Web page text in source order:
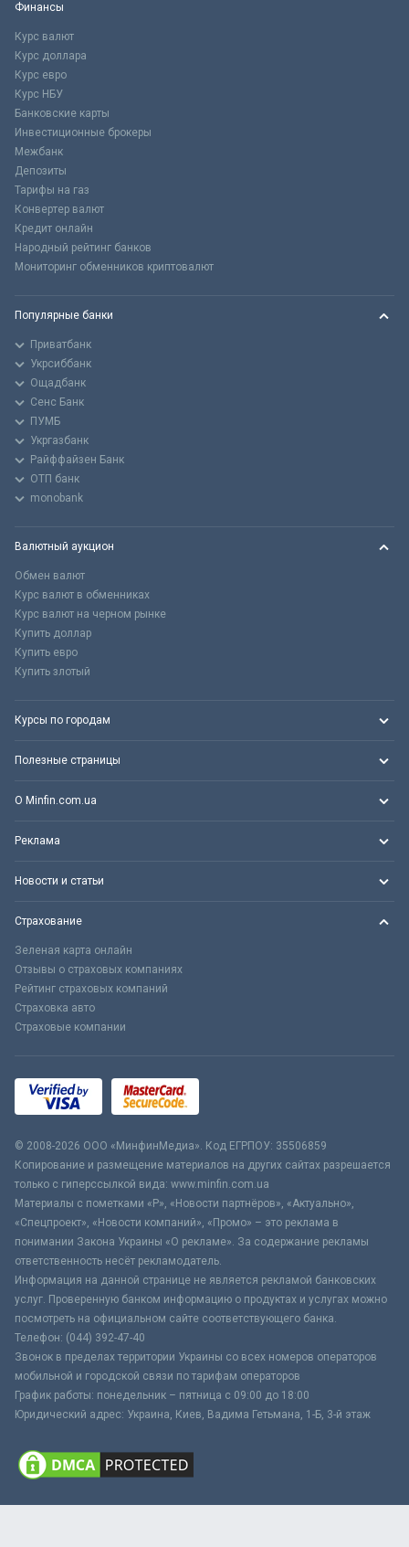
Финансы
Курс валют
Курс доллара
Курс евро
Курс НБУ
Банковские карты
Инвестиционные брокеры
Межбанк
Депозиты
Тарифы на газ
Конвертер валют
Кредит онлайн
Народный рейтинг банков
Мониторинг обменников криптовалют
Популярные банки
Приватбанк
Укрсиббанк
Ощадбанк
Сенс Банк
ПУМБ
Укргазбанк
Райффайзен Банк
ОТП банк
monobank
Валютный аукцион
Обмен валют
Курс валют в обменниках
Курс валют на черном рынке
Купить доллар
Купить евро
Купить злотый
Курсы по городам
Полезные страницы
О Minfin.com.ua
Реклама
Новости и статьи
Страхование
Зеленая карта онлайн
Отзывы о страховых компаниях
Рейтинг страховых компаний
Страховка авто
Страховые компании
© 2008-2026 ООО «МинфинМедиа». Код ЕГРПОУ: 35506859
Копирование и размещение материалов на других сайтах разрешается
только с гиперссылкой вида: www.minfin.com.ua
Материалы с пометками «Р», «Новости партнёров», «Актуально»,
«Спецпроект», «Новости компаний», «Промо» – это реклама в
понимании Закона Украины «О рекламе». За содержание рекламы
ответственность несёт рекламодатель.
Информация на данной странице не является рекламой банковских
услуг. Проверенную банком информацию о продуктах и услугах можно
посмотреть на официальном сайте соответствующего банка.
Телефон: (044) 392-47-40
Звонок в пределах территории Украины со всех номеров операторов
мобильной и городской связи по тарифам операторов
График работы: понедельник – пятница с 09:00 до 18:00
Юридический адрес: Украина, Киев, Вадима Гетьмана, 1-Б, 3-й этаж